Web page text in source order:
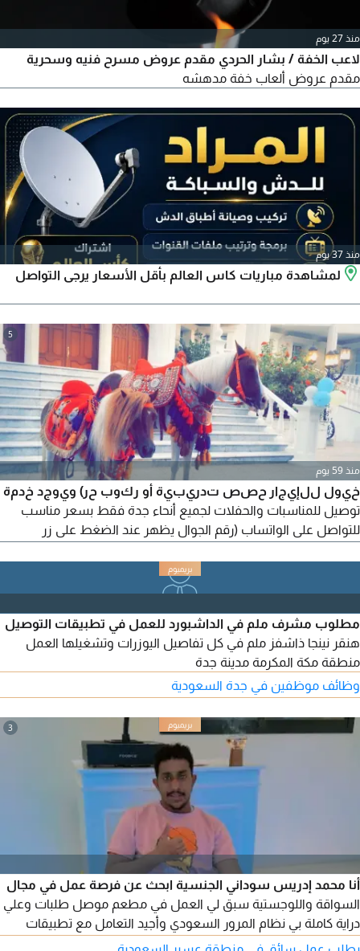
منذ 27 يوم
لاعب الخفة / بشار الحردي مقدم عروض مسرح فنيه وسحرية
مقدم عروض ألعاب خفة مدهشه
منذ 37 يوم
لمشاهدة مباريات كاس العالم بأقل الأسعار يرجى التواصل
5
منذ 59 يوم
خيول للإيجار حصص تدريبية أو ركوب حر) ويوجد خدمة
توصيل للمناسبات والحفلات لجميع أنحاء جدة فقط بسعر مناسب
للتواصل على الواتساب (رقم الجوال يظهر عند الضغط على زر
مطلوب مشرف ملم في الداشبورد للعمل في تطبيقات التوصيل
هنقر نينجا ذاشفز ملم في كل تفاصيل اليوزرات وتشغيلها العمل
منطقة مكة المكرمة مدينة جدة
وظائف موظفين في جدة السعودية
3
أنا محمد إدريس سوداني الجنسية ابحث عن فرصة عمل في مجال
السواقة واللوجستية سبق لي العمل في مطعم موصل طلبات وعلي
دراية كاملة بي نظام المرور السعودي وأجيد التعامل مع تطبيقات
التوصيل والخرائط واجهزة الجوال والحاسوب لدي الخبرة في المملكة